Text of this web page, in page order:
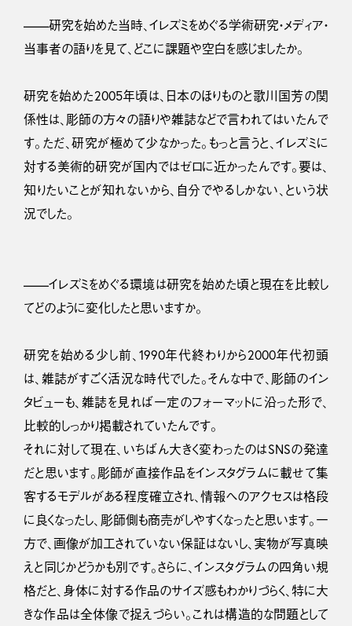
——研究を始めた当時、イレズミをめぐる学術研究・メディア・
当事者の語りを見て、どこに課題や空白を感じましたか。
研究を始めた2005年頃は、日本のほりものと歌川国芳の関
係性は、彫師の方々の語りや雑誌などで言われてはいたんで
す。ただ、研究が極めて少なかった。もっと言うと、イレズミに
対する美術的研究が国内ではゼロに近かったんです。要は、
知りたいことが知れないから、自分でやるしかない、という状
況でした。
——イレズミをめぐる環境は研究を始めた頃と現在を比較し
てどのように変化したと思いますか。
研究を始める少し前、1990年代終わりから2000年代初頭
は、雑誌がすごく活況な時代でした。そんな中で、彫師のイン
タビューも、雑誌を見れば一定のフォーマットに沿った形で、
比較的しっかり掲載されていたんです。
それに対して現在、いちばん大きく変わったのはSNSの発達
だと思います。彫師が直接作品をインスタグラムに載せて集
客するモデルがある程度確立され、情報へのアクセスは格段
に良くなったし、彫師側も商売がしやすくなったと思います。一
方で、画像が加工されていない保証はないし、実物が写真映
えと同じかどうかも別です。さらに、インスタグラムの四角い規
格だと、身体に対する作品のサイズ感もわかりづらく、特に大
きな作品は全体像で捉えづらい。これは構造的な問題として